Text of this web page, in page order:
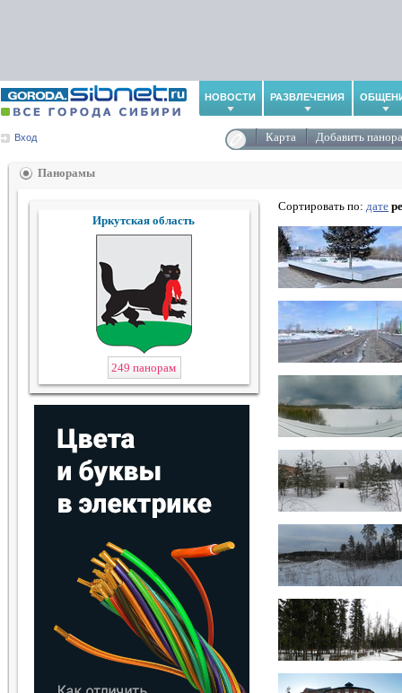
НОВОСТИ РАЗВЛЕЧЕНИЯ
Вход Карта Добавить
Панорамы
Иркутская область
249 панорам
Сортировать по: дате